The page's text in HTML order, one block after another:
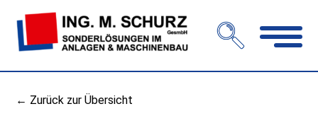
← Zurück zur Übersicht